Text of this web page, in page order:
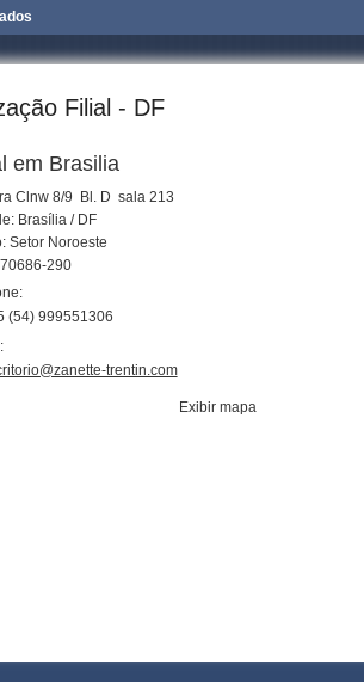
Filial - DF
em Brasilia
Clnw 8/9 Bl. D sala 213
Brasília / DF
Setor Noroeste
290
(54) 999551306
trentin.com
Exibir mapa